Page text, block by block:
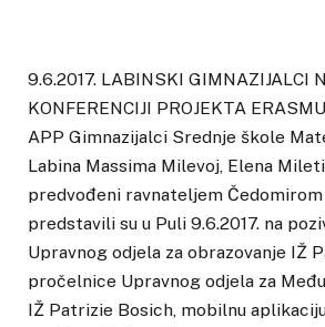
9.6.2017. LABINSKI GIMNAZIJALCI
KONFERENCIJI PROJEKTA
APP Gimnazijalci Srednje škole
Labina Massima Milevoj, Elena
predvođeni ravnateljem
predstavili su u Puli 9.6.2017. na
Upravnog odjela za obrazovanje IŽ
pročelnice Upravnog odjela za
IŽ Patrizie Bosich, mobilnu